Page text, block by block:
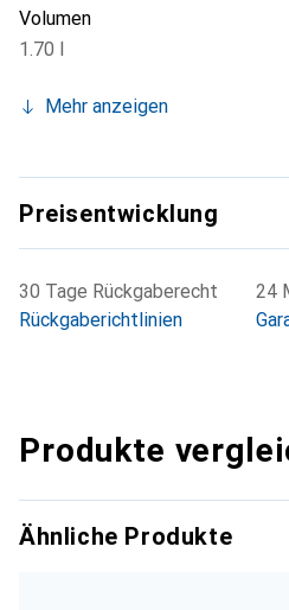
Volumen
1.70 l
Mehr anzeigen
Preisentwicklung
30 Tage Rückgaberecht
Rückgaberichtlinien
24
Produkte
Ähnliche Produkte